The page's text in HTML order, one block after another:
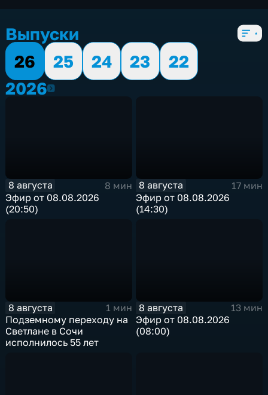
Выпуски
26
25 24 23
22
20262026
8 августа
8 мин
Эфир от 08.08.2026
(20:50)
8 августа
17 мин
Эфир от 08.08.2026
(14:30)
8 августа
1 мин
Подземному переходу на
Светлане в Сочи
исполнилось 55 лет
8 августа
13 мин
Эфир от 08.08.2026
(08:00)